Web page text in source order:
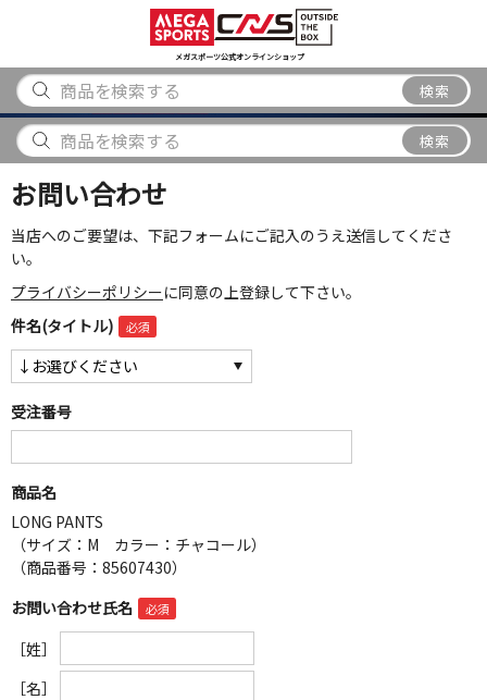
メガスポーツ公式オンラインショップ
検索
アウトドア
から探す
ブランド
から探す
検索
お問い合わせ
当店へのご要望は、下記フォームにご記入のうえ送信してくださ
い。
プライバシーポリシーに同意の上登録して下さい。
件名(タイトル)
受注番号
商品名
LONG PANTS
（サイズ：M カラー：チャコール）
（商品番号：85607430）
お問い合わせ氏名
［姓］
［名］